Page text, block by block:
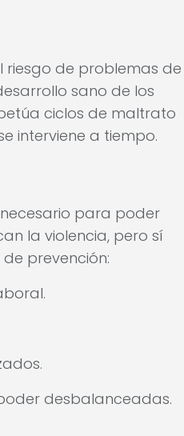
riesgo de problemas de
sano de los
ciclos de maltrato
interviene a tiempo.
para poder
la violencia, pero sí
prevención:
desbalanceadas.